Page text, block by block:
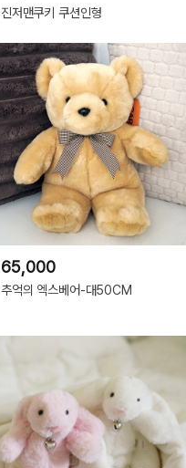
진저맨쿠키 쿠션인형
65,000
추억의 엑스베어-대50CM